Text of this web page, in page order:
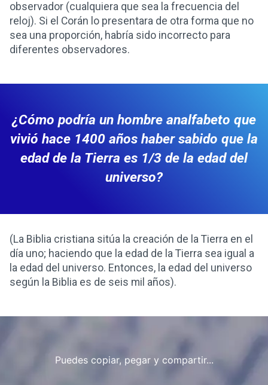
observador (cualquiera que sea la frecuencia del
reloj). Si el Corán lo presentara de otra forma que no
sea una proporción, habría sido incorrecto para
diferentes observadores.
¿Cómo podría un hombre analfabeto que
vivió hace 1400 años haber sabido que la
edad de la Tierra es 1/3 de la edad del
universo?
(La Biblia cristiana sitúa la creación de la Tierra en el
día uno; haciendo que la edad de la Tierra sea igual a
la edad del universo. Entonces, la edad del universo
según la Biblia es de seis mil años).
Puedes copiar, pegar y compartir...